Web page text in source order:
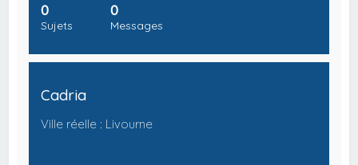
0
Sujets
0
Messages
Cadria
Ville réelle : Livourne